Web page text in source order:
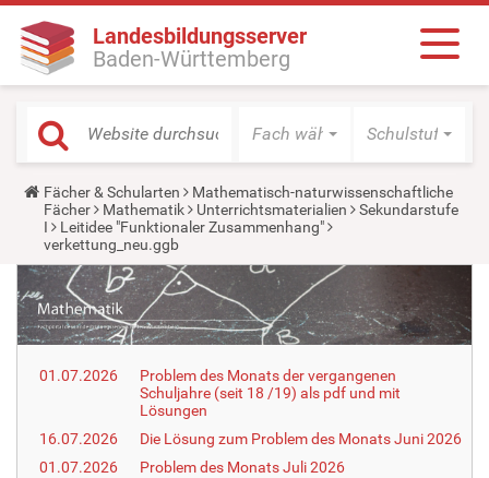
Landesbildungsserver
Baden-Württemberg
Fach wählen Schulstufe
Y
o
u
a
r
e
h
e
r
e
Fächer & Schularten
Mathematisch-naturwissenschaftliche
Fächer
Mathematik Unterrichtsmaterialien
Sekundarstufe
I
Leitidee "Funktionaler Zusammenhang"
verkettung_neu.ggb
01.07.2026
Problem des Monats der vergangenen
Schuljahre (seit 18 /19) als pdf und mit
Lösungen
16.07.2026
Die Lösung zum Problem des Monats Juni 2026
01.07.2026
Problem des Monats Juli 2026